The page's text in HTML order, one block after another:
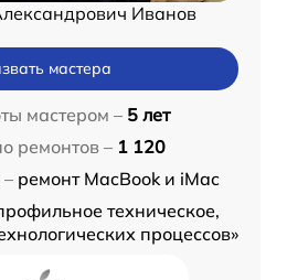
Иванов
мастера
мастером – 5 лет
ремонтов – 1 120
ремонт MacBook и iMac
техническое,
процессов»